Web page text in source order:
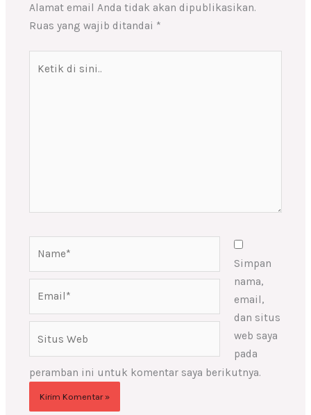
Alamat email Anda tidak akan dipublikasikan.
Ruas yang wajib ditandai *
Simpan
nama,
email,
dan situs
web saya
pada
peramban ini untuk komentar saya berikutnya.